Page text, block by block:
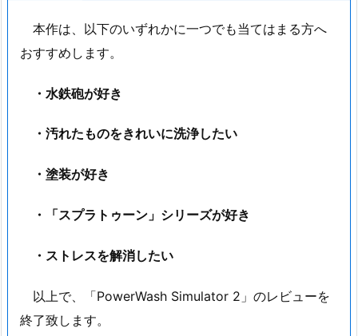
本作は、以下のいずれかに一つでも当てはまる方へ
おすすめします。
・水鉄砲が好き
・汚れたものをきれいに洗浄したい
・塗装が好き
・「スプラトゥーン」シリーズが好き
・ストレスを解消したい
以上で、「PowerWash Simulator 2」のレビューを
終了致します。